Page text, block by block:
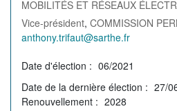
MOBILITÉS ET RÉSEAUX
Vice-président, COMMISSION
Courriel
l'élu(e)
anthony.trifaut@sarthe.fr
Date d'élection
06/2021
Date de la dernière élection
27/
Renouvellement
2028